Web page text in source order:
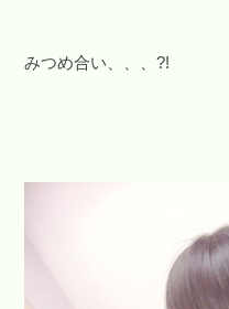
みつめ合い、、、?!